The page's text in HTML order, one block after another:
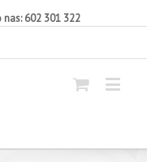
602 301 322